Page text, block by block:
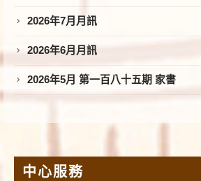
2026年7月月訊
2026年6月月訊
2026年5月 第一百八十五期 家書
中心服務